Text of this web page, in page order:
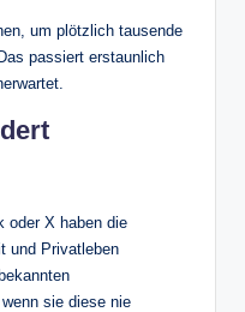
um plötzlich tausende
passiert erstaunlich
oder X haben die
und Privatleben
sie diese nie